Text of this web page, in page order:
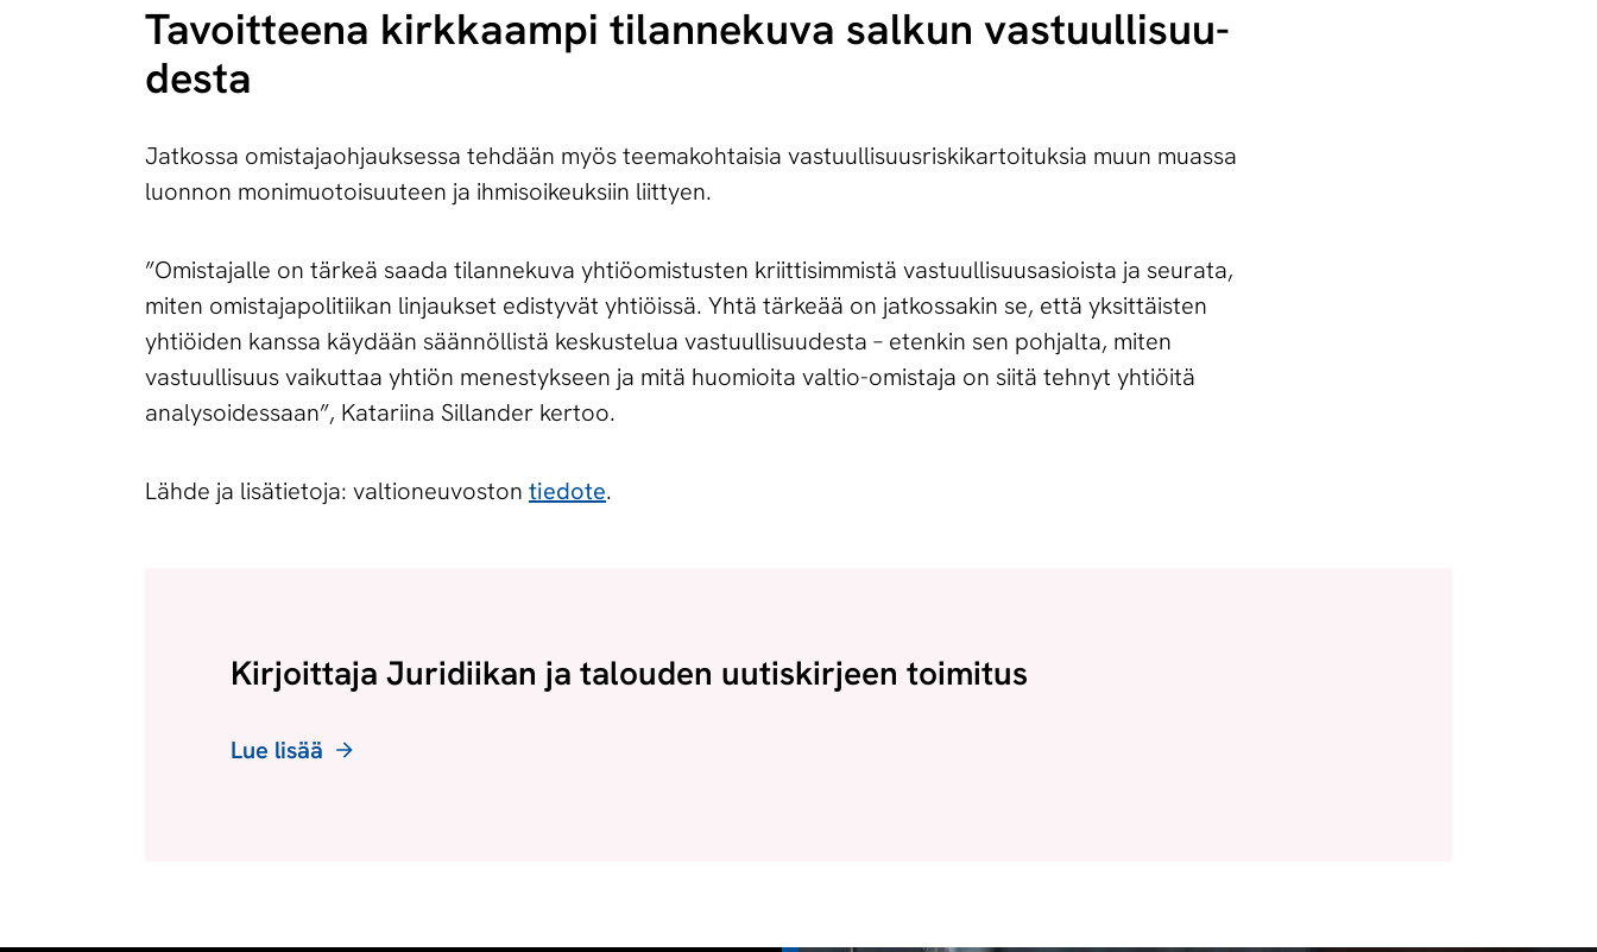
Tavoitteena kirkkaampi tilannekuva salkun vas­tuul­li­suu­
des­ta
Jatkossa omistajaohjauksessa tehdään myös teemakohtaisia vastuullisuusriskikartoituksia muun muassa
luonnon monimuotoisuuteen ja ihmisoikeuksiin liittyen.
”Omistajalle on tärkeä saada tilannekuva yhtiöomistusten kriittisimmistä vastuullisuusasioista ja seurata,
miten omistajapolitiikan linjaukset edistyvät yhtiöissä. Yhtä tärkeää on jatkossakin se, että yksittäisten
yhtiöiden kanssa käydään säännöllistä keskustelua vastuullisuudesta – etenkin sen pohjalta, miten
vastuullisuus vaikuttaa yhtiön menestykseen ja mitä huomioita valtio-omistaja on siitä tehnyt yhtiöitä
analysoidessaan”, Katariina Sillander kertoo.
Lähde ja lisätietoja: valtioneuvoston tiedote.
Kirjoittaja Juridiikan ja talouden uutiskirjeen toimitus
Lue lisää